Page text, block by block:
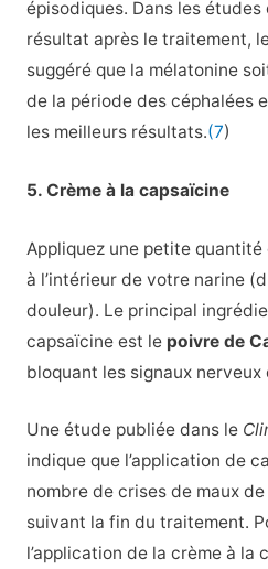
épisodiques. Dans les études
résultat après le traitement,
suggéré que la mélatonine
de la période des céphalées
les meilleurs résultats.(7)
5. Crème à la capsaïcine
Appliquez une petite quantité
à l’intérieur de votre narine
douleur). Le principal
capsaïcine est le poivre de
bloquant les signaux nerveux
Une étude publiée dans le
indique que l’application de
nombre de crises de maux
suivant la fin du traitement.
l’application de la crème à la